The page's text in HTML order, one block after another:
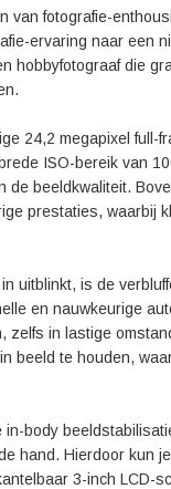
van fotografie-
ervaring naar een
hobbyfotograaf die
24,2 megapixel full-
ISO-bereik van
beeldkwaliteit.
prestaties, waarbij
uitblinkt, is de
en nauwkeurige
in lastige
beeld te houden,
body
hand. Hierdoor kun
3-inch LCD-